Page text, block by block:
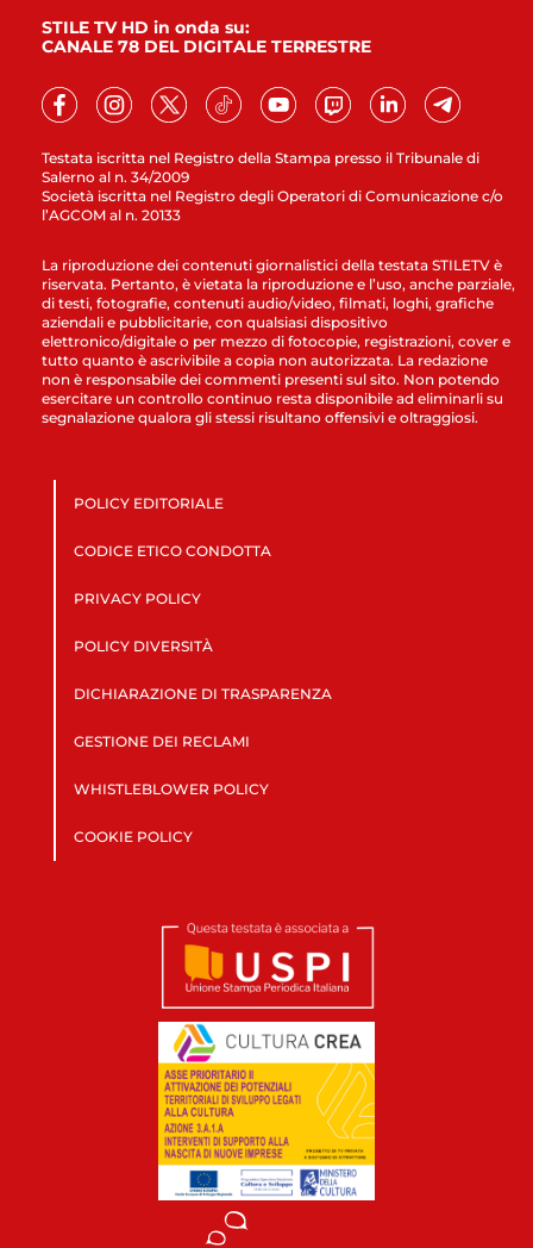
Testata iscritta nel Registro della Stampa presso il Tribunale di
Salerno al n. 34/2009
Società iscritta nel Registro degli Operatori di Comunicazione c/o
l’AGCOM al n. 20133
STILE TV HD in onda su:
CANALE 78 DEL DIGITALE TERRESTRE
La riproduzione dei contenuti giornalistici della testata STILETV è
riservata. Pertanto, è vietata la riproduzione e l’uso, anche parziale,
di testi, fotografie, contenuti audio/video, filmati, loghi, grafiche
aziendali e pubblicitarie, con qualsiasi dispositivo
elettronico/digitale o per mezzo di fotocopie, registrazioni, cover e
tutto quanto è ascrivibile a copia non autorizzata. La redazione
non è responsabile dei commenti presenti sul sito. Non potendo
esercitare un controllo continuo resta disponibile ad eliminarli su
segnalazione qualora gli stessi risultano offensivi e oltraggiosi.
POLICY EDITORIALE
CODICE ETICO CONDOTTA
PRIVACY POLICY
POLICY DIVERSITÀ
DICHIARAZIONE DI TRASPARENZA
GESTIONE DEI RECLAMI
WHISTLEBLOWER POLICY
COOKIE POLICY